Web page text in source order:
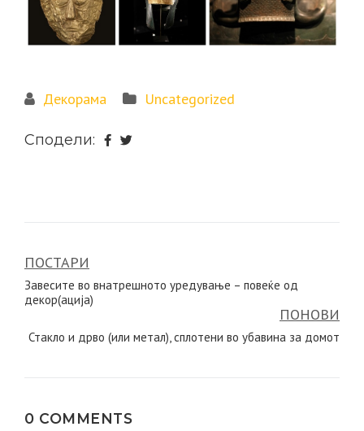
Декорама Uncategorized
Сподели:
Навигација
на
напис
ПОСТАРИ
Завесите во внатрешното уредување – повеќе од
декор(ација)
ПОНОВИ
Стакло и дрво (или метал), сплотени во убавина за домот
0 COMMENTS